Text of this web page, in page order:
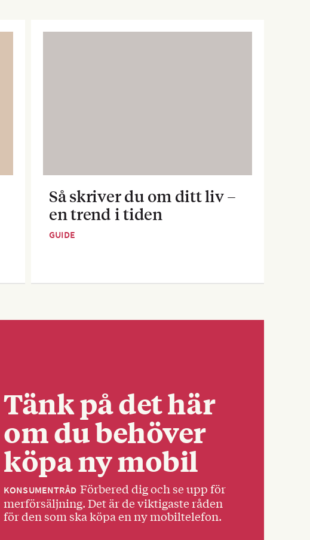
Så skriver du om ditt liv –
en trend i tiden
GUIDE
Tänk på det här
om du behöver
köpa ny mobil
KONSUMENTRÅD
merförsäljning. Det är de viktigaste råden
för den som ska köpa en ny mobiltelefon.